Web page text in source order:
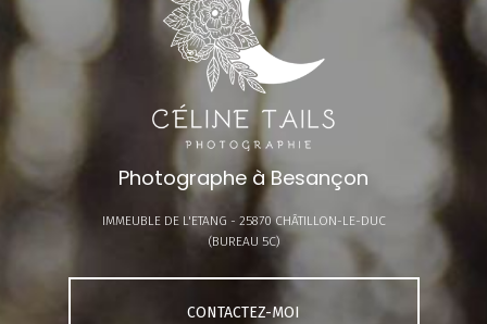
Photographe à Besançon
IMMEUBLE DE L'ETANG - 25870 CHÂTILLON-LE-DUC
(BUREAU 5C)
CONTACTEZ-MOI